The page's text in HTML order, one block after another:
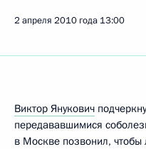
2 апреля 2010 года 13:00
Виктор Янукович
передававшимися
в Москве позвонил, чтобы